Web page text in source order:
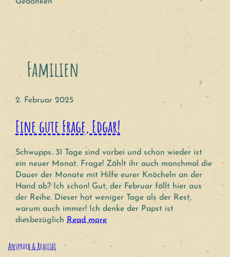
Familien
2. Februar 2025
Eine gute Frage, Edgar!
Schwupps. 31 Tage sind vorbei und schon wieder ist
ein neuer Monat. Frage! Zählt ihr auch manchmal die
Dauer der Monate mit Hilfe eurer Knöcheln an der
Hand ab? Ich schon! Gut, der Februar fällt hier aus
der Reihe. Dieser hat weniger Tage als der Rest,
warum auch immer! Ich denke der Papst ist
diesbezüglich Read more
Anspruch & Realität